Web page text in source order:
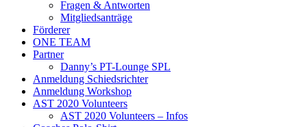
Fragen & Antworten
Mitgliedsanträge
Förderer
ONE TEAM
Partner
Danny’s PT-Lounge SPL
Anmeldung Schiedsrichter
Anmeldung Workshop
AST 2020 Volunteers
AST 2020 Volunteers – Infos